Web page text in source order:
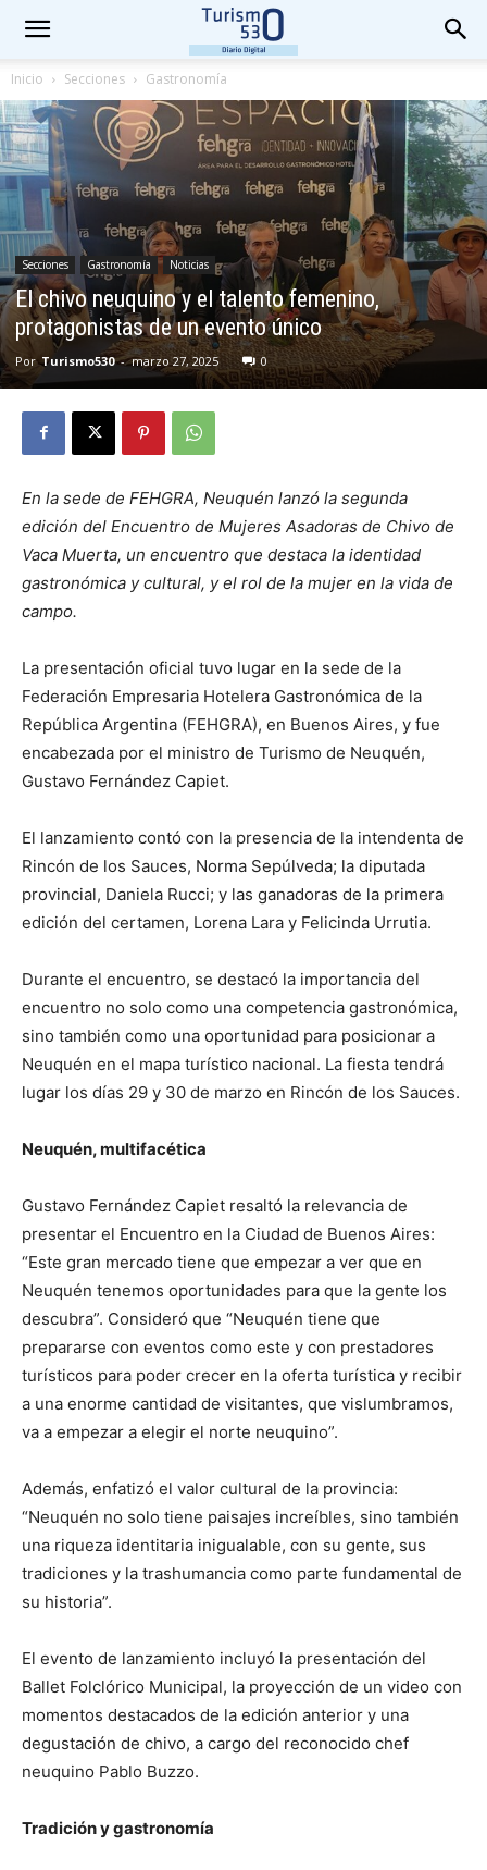
Inicio Secciones Gastronomía
Secciones Gastronomía Noticias
El chivo neuquino y el talento femenino,
protagonistas de un evento único
Por Turismo530 - marzo 27, 2025 0
En la sede de FEHGRA, Neuquén lanzó la segunda
edición del Encuentro de Mujeres Asadoras de Chivo de
Vaca Muerta, un encuentro que destaca la identidad
gastronómica y cultural, y el rol de la mujer en la vida de
campo.
La presentación oficial tuvo lugar en la sede de la
Federación Empresaria Hotelera Gastronómica de la
República Argentina (FEHGRA), en Buenos Aires, y fue
encabezada por el ministro de Turismo de Neuquén,
Gustavo Fernández Capiet.
El lanzamiento contó con la presencia de la intendenta de
Rincón de los Sauces, Norma Sepúlveda; la diputada
provincial, Daniela Rucci; y las ganadoras de la primera
edición del certamen, Lorena Lara y Felicinda Urrutia.
Durante el encuentro, se destacó la importancia del
encuentro no solo como una competencia gastronómica,
sino también como una oportunidad para posicionar a
Neuquén en el mapa turístico nacional. La fiesta tendrá
lugar los días 29 y 30 de marzo en Rincón de los Sauces.
Neuquén, multifacética
Gustavo Fernández Capiet resaltó la relevancia de
presentar el Encuentro en la Ciudad de Buenos Aires:
“Este gran mercado tiene que empezar a ver que en
Neuquén tenemos oportunidades para que la gente los
descubra”. Consideró que “Neuquén tiene que
prepararse con eventos como este y con prestadores
turísticos para poder crecer en la oferta turística y recibir
a una enorme cantidad de visitantes, que vislumbramos,
va a empezar a elegir el norte neuquino”.
Además, enfatizó el valor cultural de la provincia:
“Neuquén no solo tiene paisajes increíbles, sino también
una riqueza identitaria inigualable, con su gente, sus
tradiciones y la trashumancia como parte fundamental de
su historia”.
El evento de lanzamiento incluyó la presentación del
Ballet Folclórico Municipal, la proyección de un video con
momentos destacados de la edición anterior y una
degustación de chivo, a cargo del reconocido chef
neuquino Pablo Buzzo.
Tradición y gastronomía